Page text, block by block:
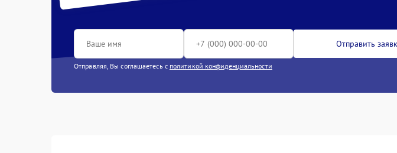
Отправить
Отправляя, Вы соглашаетесь с политикой конфиденциальности